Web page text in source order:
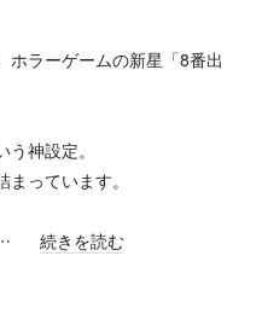
ホラーゲームの新星「8番出
神設定。
っています。
続きを読む